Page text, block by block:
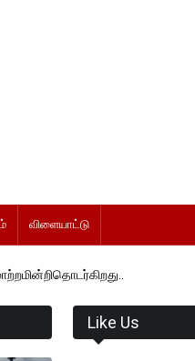
விளையாட்டு
Like Us